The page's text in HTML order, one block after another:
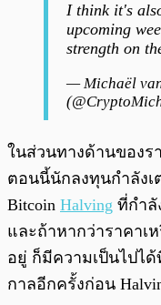
I think it's
upcoming
strength on
— Michaël
ในส่วนทางด้านของร
ตอนนี้นักลงทุนกำลัง
Bitcoin Halving ที่กำลั
และถ้าหากว่าราคาเ
อยู่ ก็มีความเป็นไปไ
กาลอีกครั้งก่อน